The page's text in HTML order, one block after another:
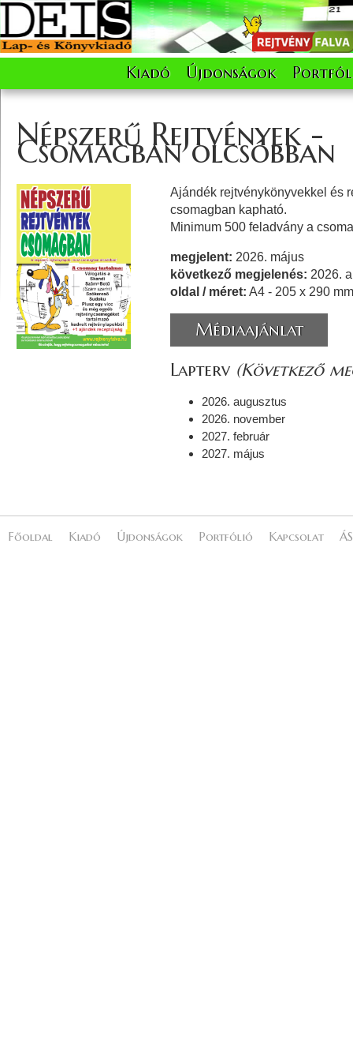
Kiadó Újdonságok
Népszerű Rejtvények -
Csomagban olcsóbban
Ajándék rejtvénykönyvekkel és
csomagban kapható.
Minimum 500 feladvány a
megjelent: 2026. május
következő megjelenés: 2026.
oldal / méret: A4 - 205 x 290
Médiaajánlat
Lapterv (Következő
2026. augusztus
2026. november
2027. február
2027. május
Főoldal Kiadó Újdonságok Portfólió Kapcsolat